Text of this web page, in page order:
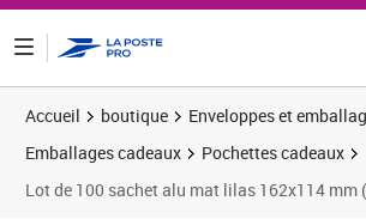
Accueil boutique
Enveloppes et
Emballages cadeaux
Pochettes cadeaux
Lot de 100 sachet alu mat lilas 162x114 mm